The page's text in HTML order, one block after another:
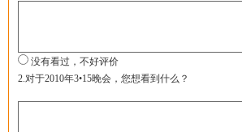
没有看过，不好评价
2.对于2010年3•15晚会，您想看到什么？